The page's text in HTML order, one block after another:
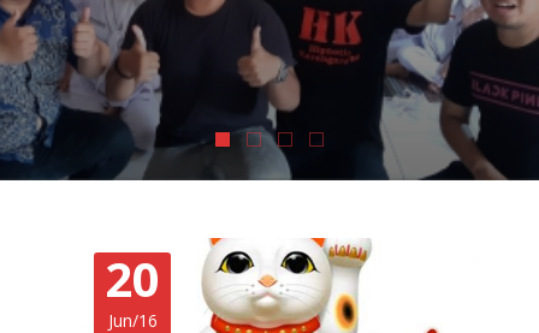
20
Jun/16